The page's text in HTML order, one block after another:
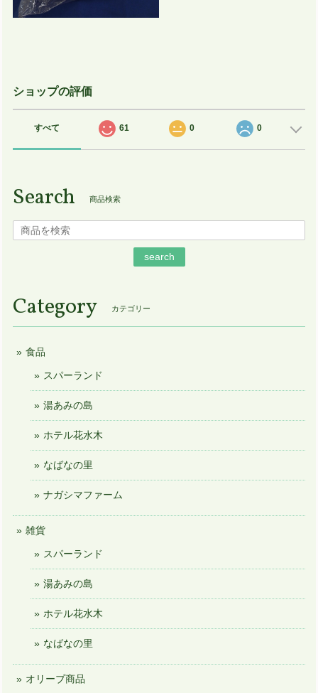
ショップの評価
すべて 61 0 0
Search 商品検索
search
Category カテゴリー
食品
スパーランド
湯あみの島
ホテル花水木
なばなの里
ナガシマファーム
雑貨
スパーランド
湯あみの島
ホテル花水木
なばなの里
オリーブ商品